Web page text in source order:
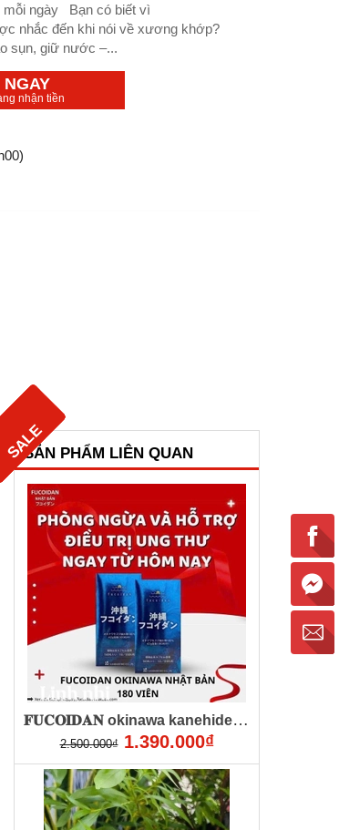
mỗi ngày Bạn có biết vì
nhắc đến khi nói về xương khớp?
sụn, giữ nước –...
nhận tiền
SẢN PHẨM LIÊN QUAN
SALE
𝐅𝐔𝐂𝐎𝐈𝐃𝐀𝐍 okinawa kanehide 180 viên mẫu mới (fucoidan xanh) - phòng chống và hỗ trợ điều trị ung thư
2.500.000₫ 1.390.000₫
SALE
SALE
SALE
SALE